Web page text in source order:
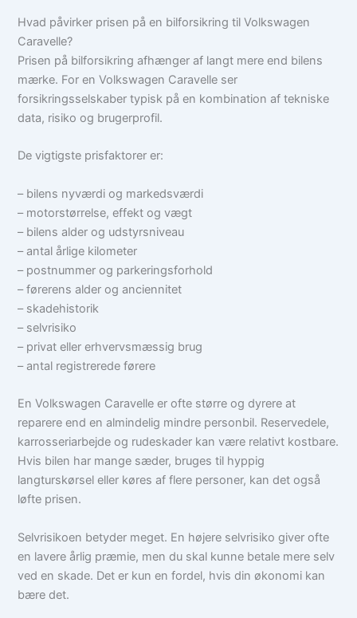
Hvad påvirker prisen på en bilforsikring til Volkswagen
Caravelle?
Prisen på bilforsikring afhænger af langt mere end bilens
mærke. For en Volkswagen Caravelle ser
forsikringsselskaber typisk på en kombination af tekniske
data, risiko og brugerprofil.
De vigtigste prisfaktorer er:
– bilens nyværdi og markedsværdi
– motorstørrelse, effekt og vægt
– bilens alder og udstyrsniveau
– antal årlige kilometer
– postnummer og parkeringsforhold
– førerens alder og anciennitet
– skadehistorik
– selvrisiko
– privat eller erhvervsmæssig brug
– antal registrerede førere
En Volkswagen Caravelle er ofte større og dyrere at
reparere end en almindelig mindre personbil. Reservedele,
karrosseriarbejde og rudeskader kan være relativt kostbare.
Hvis bilen har mange sæder, bruges til hyppig
langturskørsel eller køres af flere personer, kan det også
løfte prisen.
Selvrisikoen betyder meget. En højere selvrisiko giver ofte
en lavere årlig præmie, men du skal kunne betale mere selv
ved en skade. Det er kun en fordel, hvis din økonomi kan
bære det.